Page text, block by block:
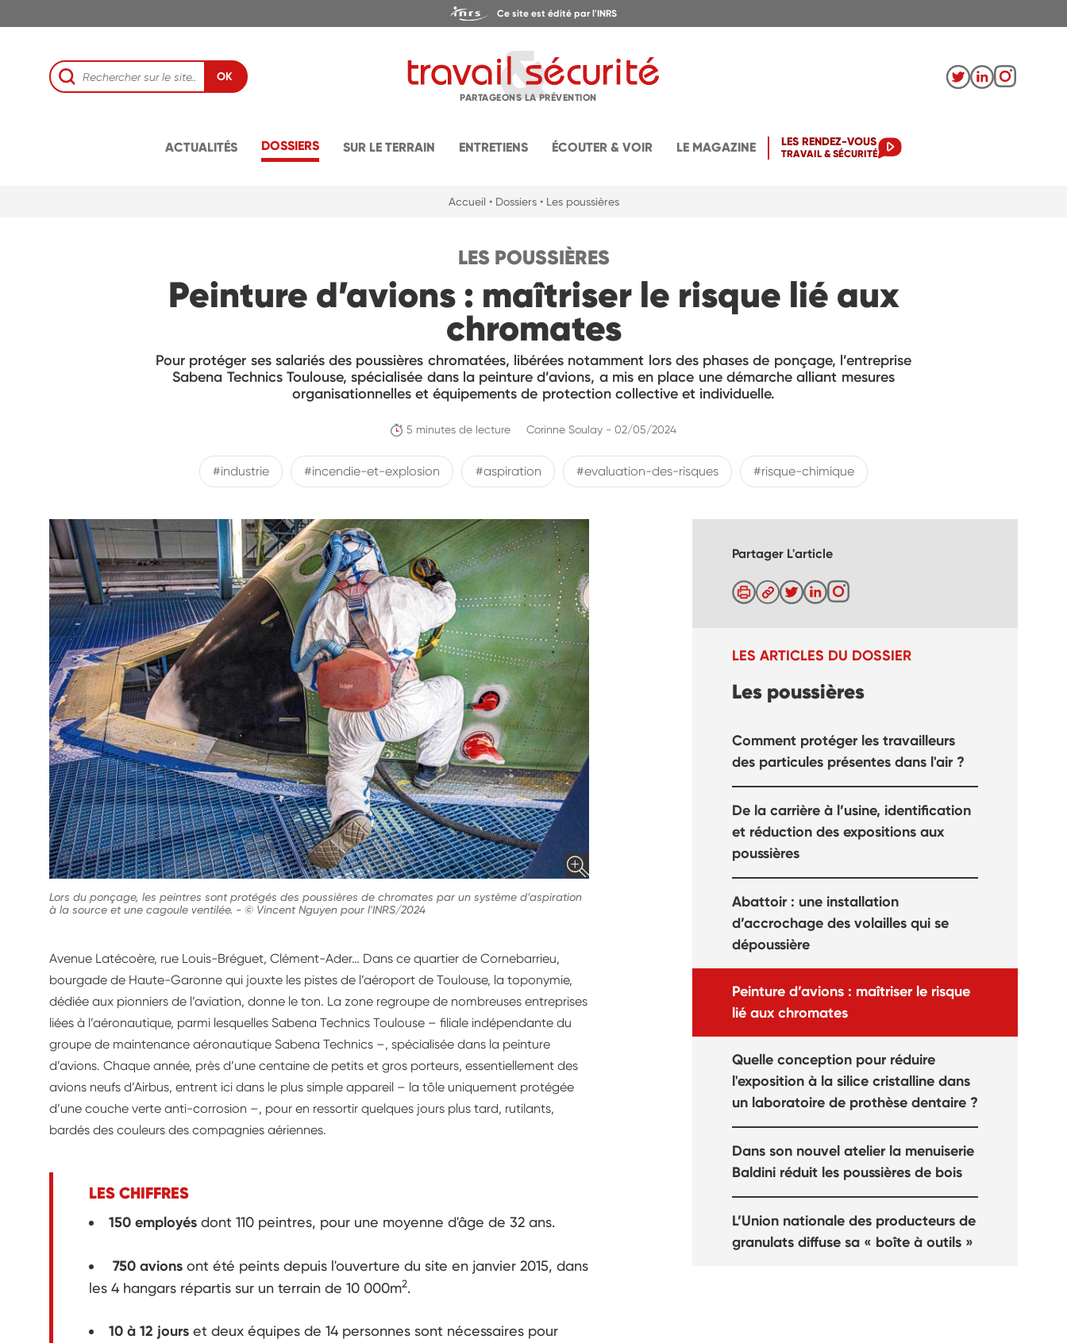
Ce site est édité par l'INRS
OK
PARTAGEONS LA PRÉVENTION
ACTUALITÉS DOSSIERS SUR LE TERRAIN ENTRETIENS ÉCOUTER & VOIR LE MAGAZINE LES RENDEZ-VOUS
TRAVAIL & SÉCURITÉ
Accueil • Dossiers • Les poussières
LES POUSSIÈRES
Peinture d’avions : maîtriser le risque lié aux
chromates
Pour protéger ses salariés des poussières chromatées, libérées notamment lors des phases de ponçage, l’entreprise
Sabena Technics Toulouse, spécialisée dans la peinture d’avions, a mis en place une démarche alliant mesures
organisationnelles et équipements de protection collective et individuelle.
5 minutes de lecture Corinne Soulay - 02/05/2024
#industrie #incendie-et-explosion #aspiration #evaluation-des-risques #risque-chimique
Lors du ponçage, les peintres sont protégés des poussières de chromates par un système d’aspiration
à la source et une cagoule ventilée. - © Vincent Nguyen pour l'INRS/2024
Avenue Latécoère, rue Louis-Bréguet, Clément-Ader… Dans ce quartier de Cornebarrieu,
bourgade de Haute-Garonne qui jouxte les pistes de l’aéroport de Toulouse, la toponymie,
dédiée aux pionniers de l’aviation, donne le ton. La zone regroupe de nombreuses entreprises
liées à l’aéronautique, parmi lesquelles Sabena Technics Toulouse – filiale indépendante du
groupe de maintenance aéronautique Sabena Technics –, spécialisée dans la peinture
d’avions. Chaque année, près d’une centaine de petits et gros porteurs, essentiellement des
avions neufs d’Airbus, entrent ici dans le plus simple appareil – la tôle uniquement protégée
d’une couche verte anti-corrosion –, pour en ressortir quelques jours plus tard, rutilants,
bardés des couleurs des compagnies aériennes.
LES CHIFFRES
150 employés dont 110 peintres, pour une moyenne d'âge de 32 ans.
750 avions ont été peints depuis l'ouverture du site en janvier 2015, dans
les 4 hangars répartis sur un terrain de 10 000m2.
10 à 12 jours et deux équipes de 14 personnes sont nécessaires pour
Partager L'article
LES ARTICLES DU DOSSIER
Les poussières
Comment protéger les travailleurs
des particules présentes dans l'air ?
De la carrière à l’usine, identification
et réduction des expositions aux
poussières
Abattoir : une installation
d’accrochage des volailles qui se
dépoussière
Peinture d’avions : maîtriser le risque
lié aux chromates
Quelle conception pour réduire
l'exposition à la silice cristalline dans
un laboratoire de prothèse dentaire ?
Dans son nouvel atelier la menuiserie
Baldini réduit les poussières de bois
L’Union nationale des producteurs de
granulats diffuse sa « boîte à outils »